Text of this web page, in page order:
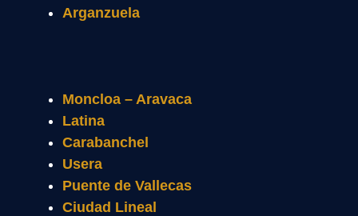
Arganzuela
Moncloa – Aravaca
Latina
Carabanchel
Usera
Puente de Vallecas
Ciudad Lineal